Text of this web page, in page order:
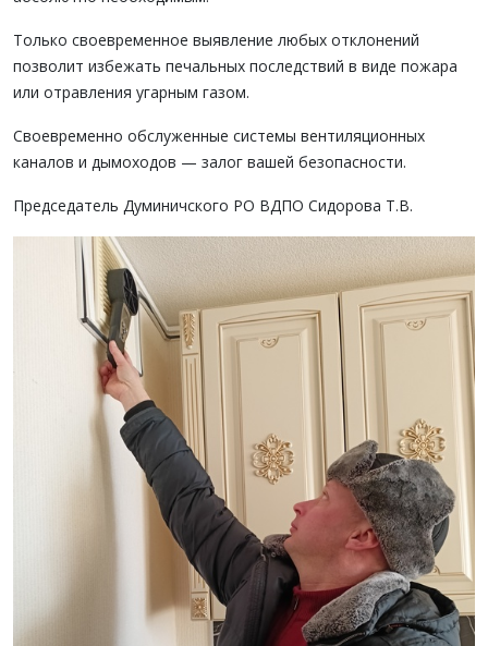
Только своевременное выявление любых отклонений
позволит избежать печальных последствий в виде пожара
или отравления угарным газом.
Своевременно обслуженные системы вентиляционных
каналов и дымоходов — залог вашей безопасности.
Председатель Думиничского РО ВДПО Сидорова Т.В.